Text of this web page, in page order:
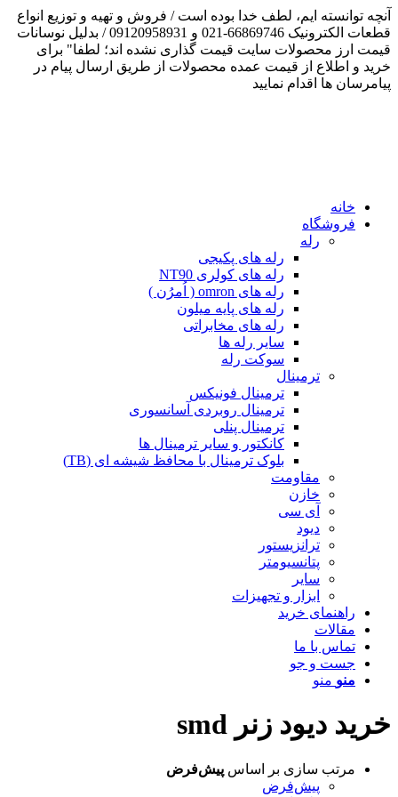
آنچه توانسته ایم، لطف خدا بوده است / فروش و تهیه و توزیع انواع
قطعات الکترونیک 66869746-021 و 09120958931 / بدلیل نوسانات
قیمت ارز محصولات سایت قیمت گذاری نشده اند؛ لطفا" برای
خرید و اطلاع از قیمت عمده محصولات از طریق ارسال پیام در
پیامرسان ها اقدام نمایید
خانه
فروشگاه
رله
رله های پکیجی
رله های کولری NT90
رله های omron ( اُمرُن )
رله های پایه میلون
رله های مخابراتی
سایر رله ها
سوکت رله
ترمینال
ترمینال فونیکس
ترمینال روبردی آسانسوری
ترمینال پنلی
کانکتور و سایر ترمینال ها
بلوک ترمینال با محافظ شیشه ای (TB)
مقاومت
خازن
آی سی
دیود
ترانزیستور
پتانسیومتر
سایر
ابزار و تجهیزات
راهنمای خرید
مقالات
تماس با ما
جست و جو
منو منو
خرید دیود زنر smd
مرتب سازی بر اساس پیش‌فرض
پیش‌فرض